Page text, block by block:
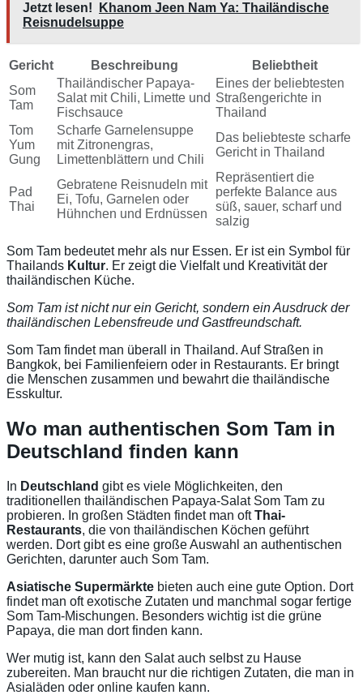
Jetzt lesen!
Khanom Jeen Nam Ya: Thailändische
Reisnudelsuppe
Gericht Beschreibung
Beliebtheit
Som
Tam
Thailändischer Papaya-
Salat mit Chili, Limette und
Fischsauce
Eines der beliebtesten
Straßengerichte in
Thailand
Tom
Yum
Gung
Scharfe Garnelensuppe
mit Zitronengras,
Limettenblättern und Chili
Das beliebteste scharfe
Gericht in Thailand
Pad
Thai
Gebratene Reisnudeln mit
Ei, Tofu, Garnelen oder
Hühnchen und Erdnüssen
Repräsentiert die
perfekte Balance aus
süß, sauer, scharf und
salzig
Som Tam bedeutet mehr als nur Essen. Er ist ein Symbol für
Thailands Kultur. Er zeigt die Vielfalt und Kreativität der
thailändischen Küche.
Som Tam ist nicht nur ein Gericht, sondern ein Ausdruck der
thailändischen Lebensfreude und Gastfreundschaft.
Som Tam findet man überall in Thailand. Auf Straßen in
Bangkok, bei Familienfeiern oder in Restaurants. Er bringt
die Menschen zusammen und bewahrt die thailändische
Esskultur.
Wo man authentischen Som Tam in
Deutschland finden kann
In Deutschland gibt es viele Möglichkeiten, den
traditionellen thailändischen Papaya-Salat Som Tam zu
probieren. In großen Städten findet man oftThai-
Restaurants, die von thailändischen Köchen geführt
werden. Dort gibt es eine große Auswahl an authentischen
Gerichten, darunter auch Som Tam.
Asiatische Supermärkte bieten auch eine gute Option. Dort
findet man oft exotische Zutaten und manchmal sogar fertige
Som Tam-Mischungen. Besonders wichtig ist die grüne
Papaya, die man dort finden kann.
Wer mutig ist, kann den Salat auch selbst zu Hause
zubereiten. Man braucht nur die richtigen Zutaten, die man in
Asialäden oder online kaufen kann.